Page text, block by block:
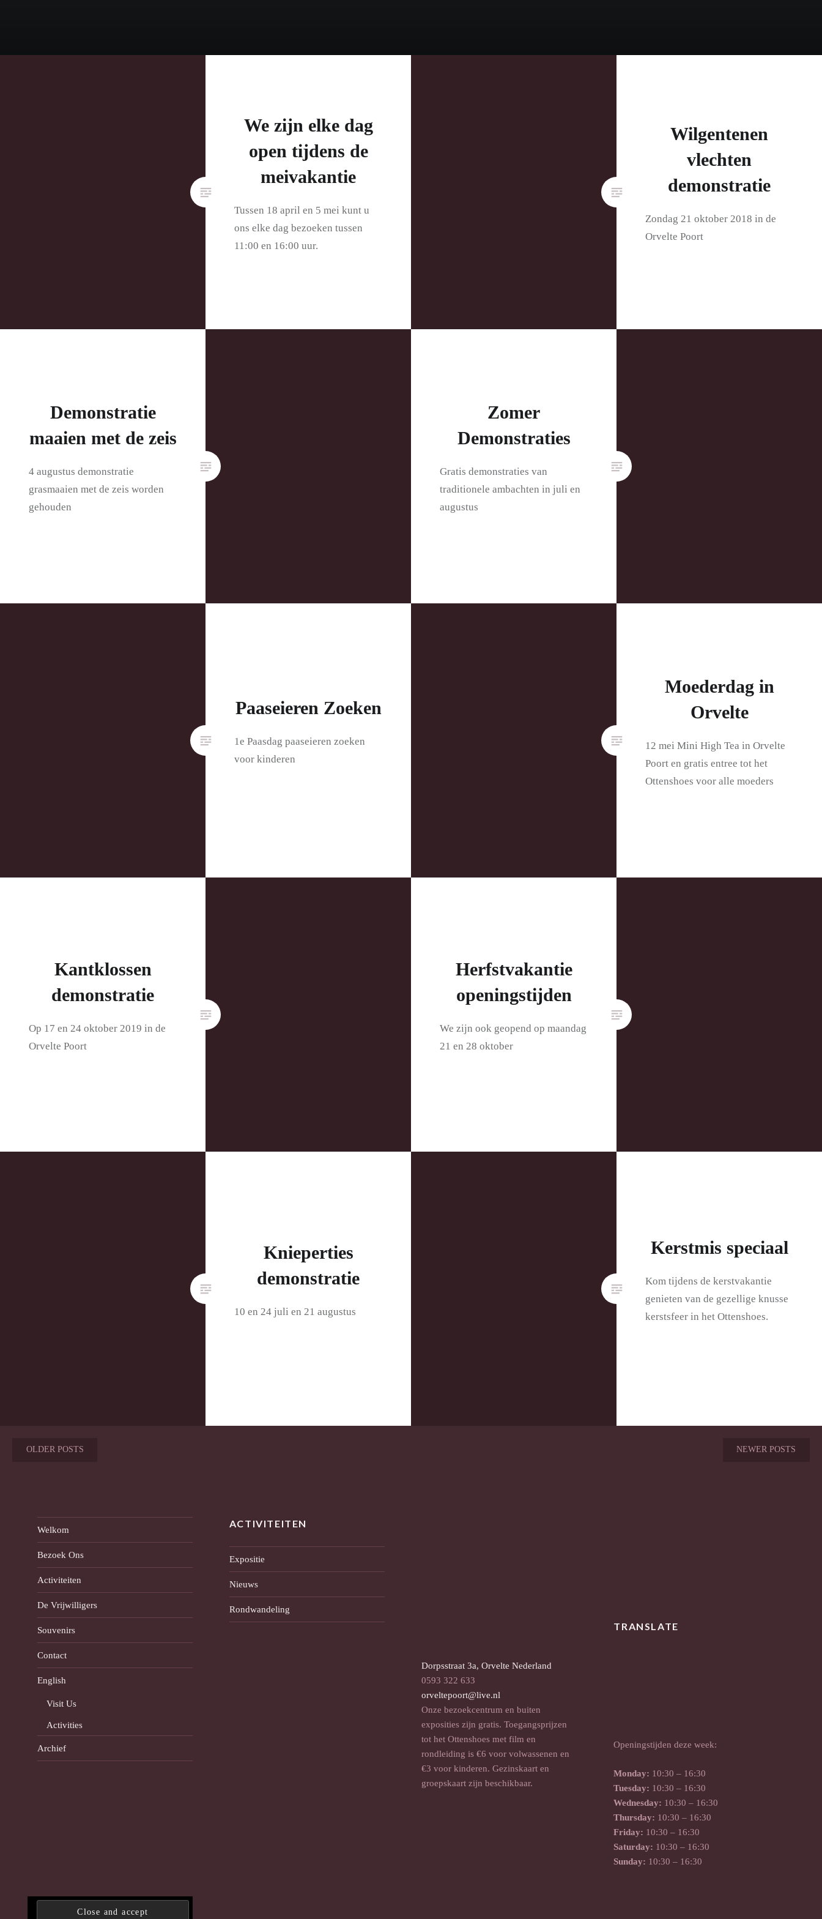
We zijn elke dag
open tijdens de
meivakantie
Tussen 18 april en 5 mei kunt u
ons elke dag bezoeken tussen
11:00 en 16:00 uur.
Wilgentenen
vlechten
demonstratie
Zondag 21 oktober 2018 in de
Orvelte Poort
Demonstratie
maaien met de zeis
4 augustus demonstratie
grasmaaien met de zeis worden
gehouden
Zomer
Demonstraties
Gratis demonstraties van
traditionele ambachten in juli en
augustus
Paaseieren Zoeken
1e Paasdag paaseieren zoeken
voor kinderen
Moederdag in
Orvelte
12 mei Mini High Tea in Orvelte
Poort en gratis entree tot het
Ottenshoes voor alle moeders
Kantklossen
demonstratie
Op 17 en 24 oktober 2019 in de
Orvelte Poort
Herfstvakantie
openingstijden
We zijn ook geopend op maandag
21 en 28 oktober
Knieperties
demonstratie
10 en 24 juli en 21 augustus
Kerstmis speciaal
Kom tijdens de kerstvakantie
genieten van de gezellige knusse
kerstsfeer in het Ottenshoes.
Posts
OLDER POSTS NEWER POSTS
Welkom
Bezoek Ons
Activiteiten
De Vrijwilligers
Souvenirs
Contact
English
Visit Us
Activities
Archief
ACTIVITEITEN
Expositie
Nieuws
Rondwandeling
Dorpsstraat 3a, Orvelte Nederland
0593 322 633
orveltepoort@live.nl
Onze bezoekcentrum en buiten
exposities zijn gratis. Toegangsprijzen
tot het Ottenshoes met film en
rondleiding is €6 voor volwassenen en
€3 voor kinderen. Gezinskaart en
groepskaart zijn beschikbaar.
TRANSLATE
Openingstijden deze week:
Monday: 10:30 – 16:30
Tuesday: 10:30 – 16:30
Wednesday: 10:30 – 16:30
Thursday: 10:30 – 16:30
Friday: 10:30 – 16:30
Saturday: 10:30 – 16:30
Sunday: 10:30 – 16:30